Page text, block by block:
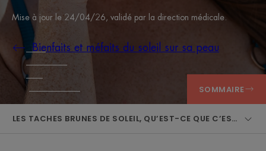
Mise à jour le 24/04/26 , validé par la direction médicale
Bienfaits et méfaits du soleil sur sa peau
SOMMAIRE
LES TACHES BRUNES DE SOLEIL, QU’EST-CE QUE C’EST ?